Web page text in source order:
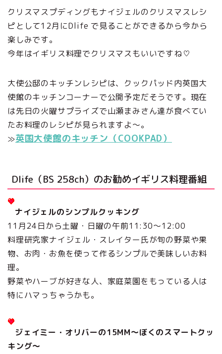
クリスマスプディングもナイジェルのクリスマスレシ
ピとして12月にDlife で見ることができるから今から
楽しみです。
今年はイギリス料理でクリスマスもいいですね♡
大使公邸のキッチンレシピは、クックパッド内英国大
使館のキッチンコーナーで公開予定だそうです。現在
は先日の火曜サプライズで山瀬まみさん達が食べてい
たお料理のレシピが見られますよ～。
≫英国大使館のキッチン（COOKPAD）
Dlife（BS 258ch）のお勧めイギリス料理番組
ナイジェルのシンプルクッキング
11月24日から土曜・日曜の午前11:30～12:00
料理研究家ナイジェル・スレイター氏が旬の野菜や果
物、お肉・お魚を使って作るシンプルで美味しいお料
理。
野菜やハーブが好きな人、家庭菜園をもっている人は
特にハマっちゃうかも。
ジェイミー・オリバーの15MM～ぼくのスマートクッ
キング～